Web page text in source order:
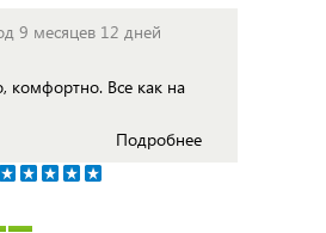
9 месяцев 12 дней
комфортно. Все как на
Подробнее